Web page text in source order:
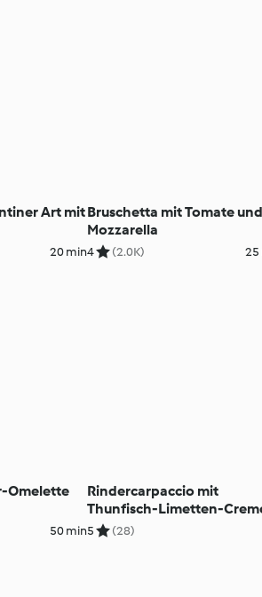
Art mit
20 min
Bruschetta mit Tomate und
Mozzarella
4 (2.0K) 25
Omelette
50 min
Rindercarpaccio mit
Thunfisch-Limetten-
5 (28)